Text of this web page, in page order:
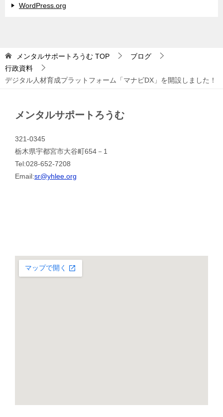
WordPress.org
メンタルサポートろうむ TOP
ブログ
行政資料
デジタル人材育成プラットフォーム「マナビDX」を開設しました！
メンタルサポートろうむ
321-0345
栃木県宇都宮市大谷町654－1
Tel:028-652-7208
Email:sr@yhlee.org